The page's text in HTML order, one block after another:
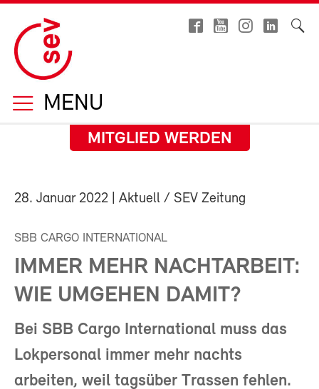
MENU
MITGLIED WERDEN
28. Januar 2022 | Aktuell / SEV Zeitung
SBB CARGO INTERNATIONAL
IMMER MEHR NACHTARBEIT:
WIE UMGEHEN DAMIT?
Bei SBB Cargo International muss das
Lokpersonal immer mehr nachts
arbeiten, weil tagsüber Trassen fehlen.